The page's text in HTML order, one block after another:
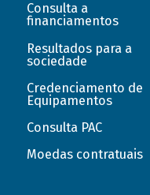
Consulta a
financiamentos
Resultados para a
sociedade
Credenciamento de
Equipamentos
Consulta PAC
Moedas contratuais